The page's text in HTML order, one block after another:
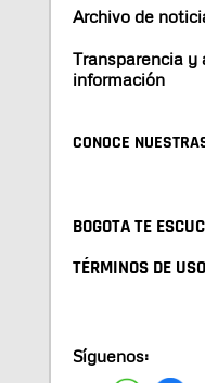
Archivo de
Transparencia y
información
CONOCE
BOGOTA TE
TÉRMINOS DE USO
Síguenos: